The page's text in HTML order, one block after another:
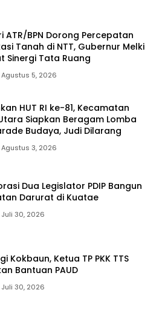
ATR/BPN Dorong Percepatan
Tanah di NTT, Gubernur Melki
Sinergi Tata Ruang
Agustus 5, 2026
HUT RI ke-81, Kecamatan
Siapkan Beragam Lomba
Budaya, Judi Dilarang
Agustus 3, 2026
Dua Legislator PDIP Bangun
Darurat di Kuatae
Juli 30, 2026
Kokbaun, Ketua TP PKK TTS
Bantuan PAUD
Juli 30, 2026